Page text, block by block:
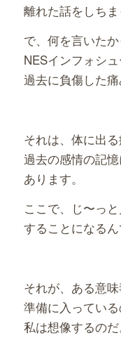
離れた話をしちま
で、何を言いたか
NESインフォシ
過去に負傷した痛
それは、体に出る
過去の感情の記
あります。
ここで、じ〜っ
することになるん
それが、ある意
準備に入ってい
私は想像するのだ